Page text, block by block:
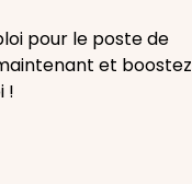
pour le poste de
et boostez
!